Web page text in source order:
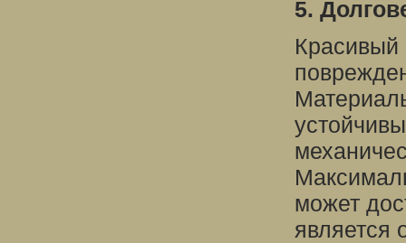
5.
Красивый
может
является